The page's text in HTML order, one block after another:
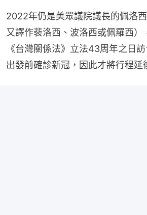
2022年仍是美眾議院議長的佩洛
又譯作裴洛西、波洛西或佩羅西）
《台灣關係法》立法43周年之日
出發前確診新冠，因此才將行程延